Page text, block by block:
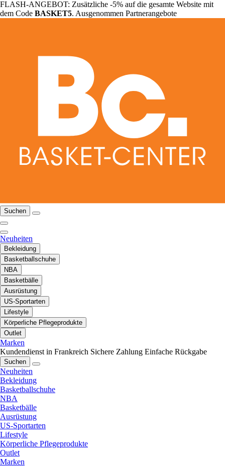
FLASH-ANGEBOT: Zusätzliche -5% auf die gesamte Website mit
dem Code BASKET5. Ausgenommen Partnerangebote
Suchen
Neuheiten
Bekleidung
Basketballschuhe
NBA
Basketbälle
Ausrüstung
US-Sportarten
Lifestyle
Körperliche Pflegeprodukte
Outlet
Marken
Kundendienst in Frankreich Sichere Zahlung Einfache Rückgabe
Suchen
Neuheiten
Bekleidung
Basketballschuhe
NBA
Basketbälle
Ausrüstung
US-Sportarten
Lifestyle
Körperliche Pflegeprodukte
Outlet
Marken